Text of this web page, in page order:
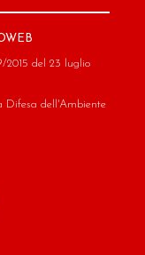
2015 del 23 luglio
Difesa dell'Ambiente